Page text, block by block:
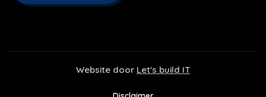
Website door Let's build IT